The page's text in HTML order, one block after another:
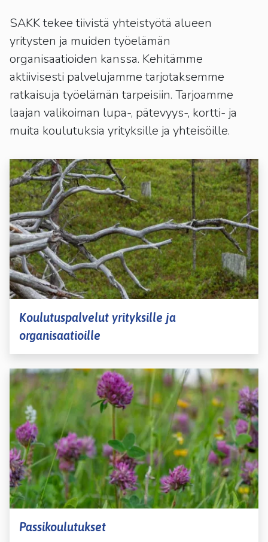
ja
pyyhkäisyliikkeitä.
SAKK tekee tiivistä yhteistyötä alueen
yritysten ja muiden työelämän
organisaatioiden kanssa. Kehitämme
aktiivisesti palvelujamme tarjotaksemme
ratkaisuja työelämän tarpeisiin. Tarjoamme
laajan valikoiman lupa-, pätevyys-, kortti- ja
muita koulutuksia yrityksille ja yhteisöille.
Koulutuspalvelut yrityksille ja
organisaatioille
Passikoulutukset